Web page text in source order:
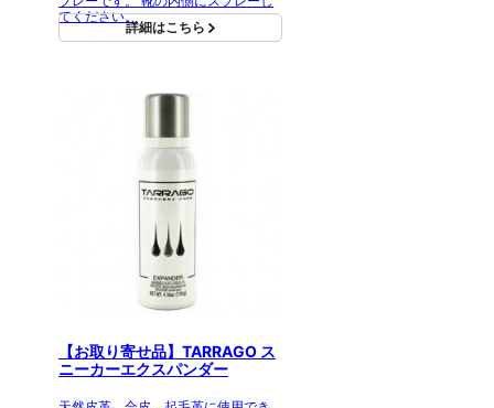
てください。
詳細はこちら
【お取り寄せ品】TARRAGO ス
ニーカーエクスパンダー